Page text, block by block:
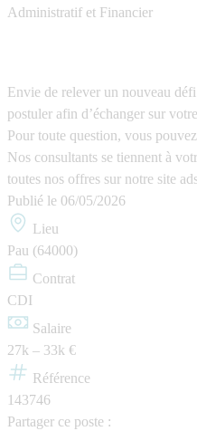
Administratif et Financier
Envie de relever un nouveau
postuler afin d’échanger sur
Pour toute question, vous
Nos consultants se tiennent à
toutes nos offres sur notre site
Publié le 06/05/2026
Lieu
Pau (64000)
Contrat
CDI
Salaire
27k – 33k €
Référence
143746
Partager ce poste :